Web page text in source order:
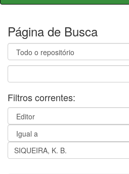
Página de Busca
Filtros correntes: